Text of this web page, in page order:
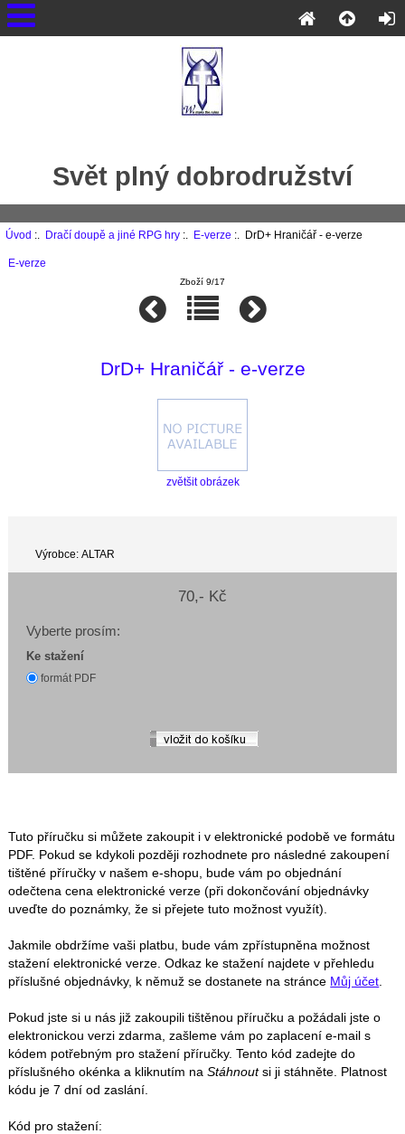
Svět plný dobrodružství
Úvod :. Dračí doupě a jiné RPG hry:. E-verze :. DrD+ Hraničář - e-verze
E-verze
Zboží 9/17
DrD+ Hraničář - e-verze
zvětšit obrázek
Výrobce: ALTAR
70,- Kč
Vyberte prosím:
Ke stažení
formát PDF
Tuto příručku si můžete zakoupit i v elektronické podobě ve formátu
PDF. Pokud se kdykoli později rozhodnete pro následné zakoupení
tištěné příručky v našem e-shopu, bude vám po objednání
odečtena cena elektronické verze (při dokončování objednávky
uveďte do poznámky, že si přejete tuto možnost využít).
Jakmile obdržíme vaši platbu, bude vám zpřístupněna možnost
stažení elektronické verze. Odkaz ke stažení najdete v přehledu
příslušné objednávky, k němuž se dostanete na stránce Můj účet
Pokud jste si u nás již zakoupili tištěnou příručku a požádali jste o
elektronickou verzi zdarma, zašleme vám po zaplacení e-mail s
kódem potřebným pro stažení příručky. Tento kód zadejte do
příslušného okénka a kliknutím naStáhnoutsi ji stáhněte. Platnost
kódu je 7 dní od zaslání.
Kód pro stažení: